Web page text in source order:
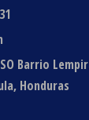
Barrio
Honduras